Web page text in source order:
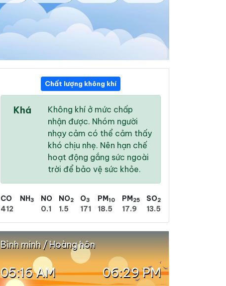
34 °/ 40 °
33 ° /
Chất lượng không khí
Khá
Không khí ở mức chấp
nhận được. Nhóm người
nhạy cảm có thể cảm thấy
khó chịu nhẹ. Nên hạn chế
hoạt động gắng sức ngoài
trời để bảo vệ sức khỏe.
CO
412
NH3
NO
0.1
NO2
1.5
O3
171
PM10
18.5
PM25
17.9
SO2
13.5
Bình minh / Hoàng hôn
05:16 AM 06:29 PM